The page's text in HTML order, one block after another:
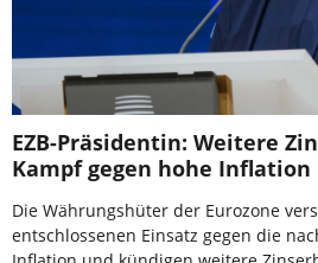
EZB-Präsidentin: Weitere
Kampf gegen hohe Inflation
Die Währungshüter der Eurozone
entschlossenen Einsatz gegen die